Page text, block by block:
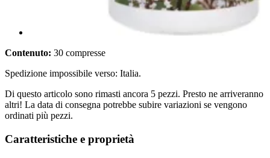
Contenuto: 30 compresse
Spedizione impossibile verso: Italia.
Di questo articolo sono rimasti ancora 5 pezzi. Presto ne arriveranno
altri! La data di consegna potrebbe subire variazioni se vengono
ordinati più pezzi.
Caratteristiche e proprietà